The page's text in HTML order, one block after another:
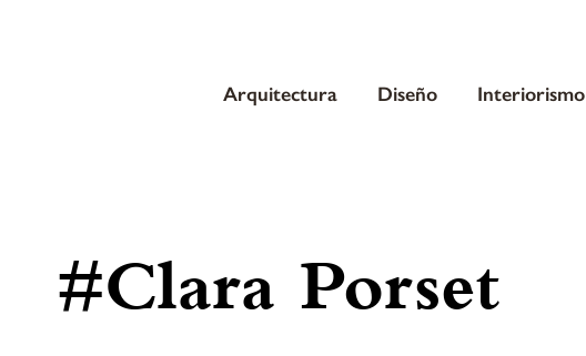
Arquitectura Diseño Interiorismo
#Clara Porset